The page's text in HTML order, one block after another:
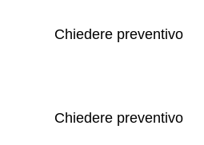
Chiedere preventivo
Chiedere preventivo